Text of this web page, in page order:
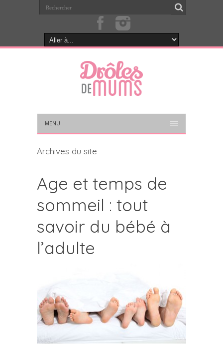
MENU
Archives du site
Age et temps de
sommeil : tout
savoir du bébé à
l’adulte